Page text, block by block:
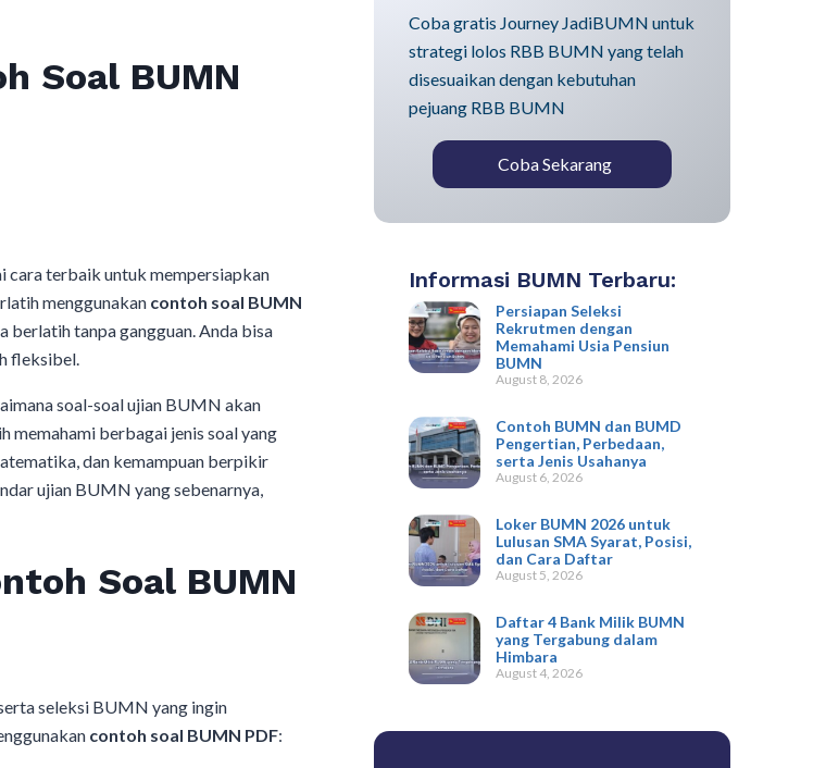
Soal BUMN
cara terbaik untuk mempersiapkan
menggunakan contoh soal BUMN
berlatih tanpa gangguan. Anda bisa
fleksibel.
soal-soal ujian BUMN akan
memahami berbagai jenis soal yang
dan kemampuan berpikir
ujian BUMN yang sebenarnya,
Soal BUMN
seleksi BUMN yang ingin
contoh soal BUMN PDF:
Coba gratis Journey JadiBUMN untuk
strategi lolos RBB BUMN yang telah
disesuaikan dengan kebutuhan
pejuang RBB BUMN
Coba Sekarang
Informasi BUMN Terbaru:
Persiapan Seleksi
Rekrutmen dengan
Memahami Usia Pensiun
BUMN
August 8, 2026
Contoh BUMN dan BUMD
Pengertian, Perbedaan,
serta Jenis Usahanya
August 6, 2026
Loker BUMN 2026 untuk
Lulusan SMA Syarat, Posisi,
dan Cara Daftar
August 5, 2026
Daftar 4 Bank Milik BUMN
yang Tergabung dalam
Himbara
August 4, 2026